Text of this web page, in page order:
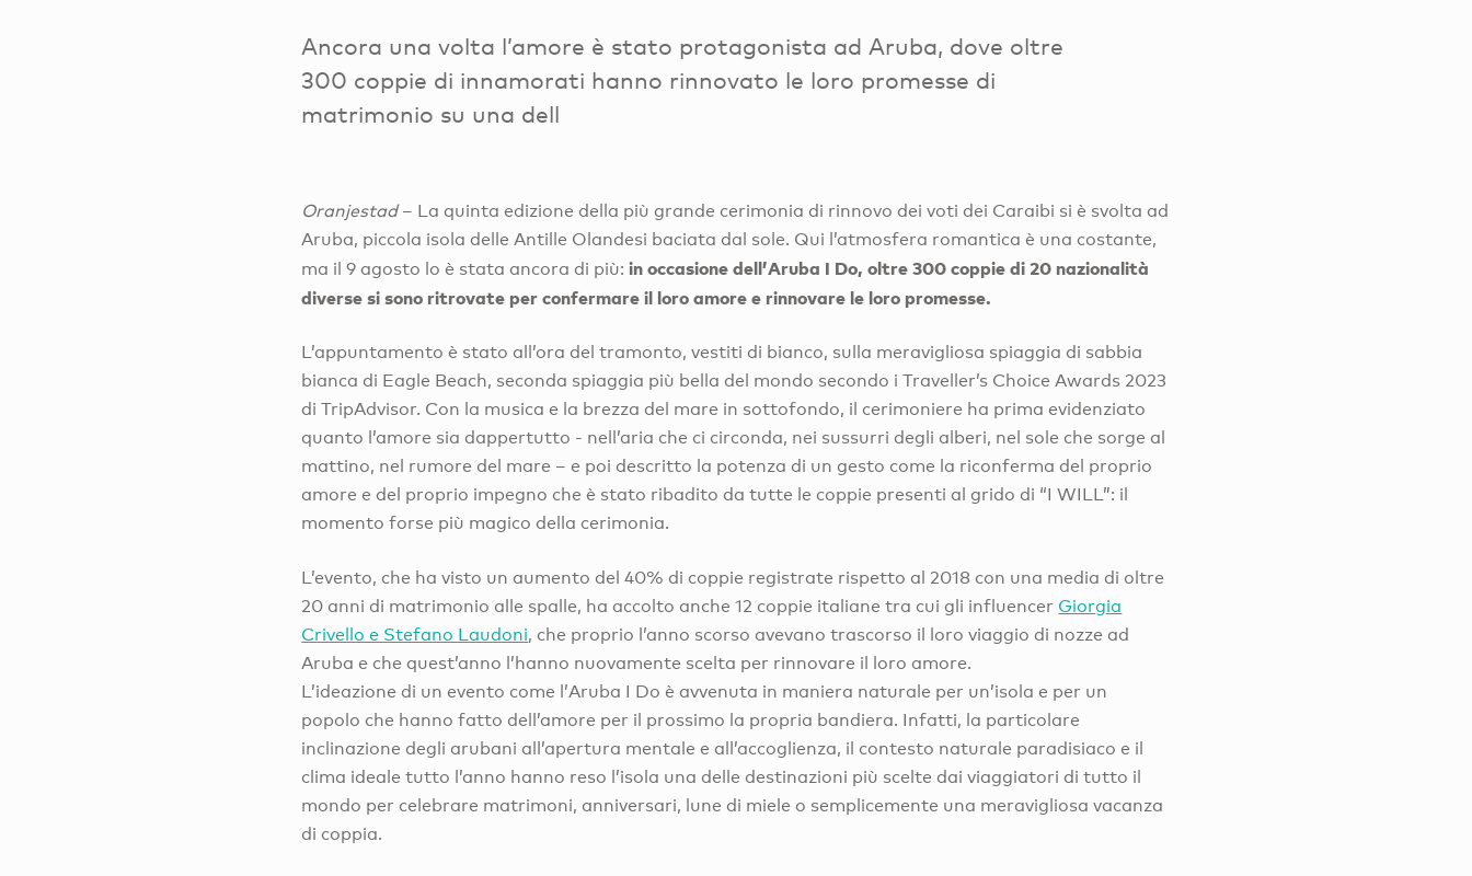
Ancora una volta l’amore è stato protagonista ad Aruba, dove oltre
300 coppie di innamorati hanno rinnovato le loro promesse di
matrimonio su una dell
Oranjestad– La quinta edizione della più grande cerimonia di rinnovo dei voti dei Caraibi si è svolta ad
Aruba, piccola isola delle Antille Olandesi baciata dal sole. Qui l’atmosfera romantica è una costante,
ma il 9 agosto lo è stata ancora di più: in occasione dell’Aruba I Do, oltre 300 coppie di 20 nazionalità
diverse si sono ritrovate per confermare il loro amore e rinnovare le loro promesse.
L’appuntamento è stato all’ora del tramonto, vestiti di bianco, sulla meravigliosa spiaggia di sabbia
bianca di Eagle Beach, seconda spiaggia più bella del mondo secondo i Traveller’s Choice Awards 2023
di TripAdvisor. Con la musica e la brezza del mare in sottofondo, il cerimoniere ha prima evidenziato
quanto l’amore sia dappertutto - nell’aria che ci circonda, nei sussurri degli alberi, nel sole che sorge al
mattino, nel rumore del mare – e poi descritto la potenza di un gesto come la riconferma del proprio
amore e del proprio impegno che è stato ribadito da tutte le coppie presenti al grido di “I WILL”: il
momento forse più magico della cerimonia.
L’evento, che ha visto un aumento del 40% di coppie registrate rispetto al 2018 con una media di oltre
20 anni di matrimonio alle spalle, ha accolto anche 12 coppie italiane tra cui gli influencer Giorgia
Crivello e Stefano Laudoni, che proprio l’anno scorso avevano trascorso il loro viaggio di nozze ad
Aruba e che quest’anno l’hanno nuovamente scelta per rinnovare il loro amore.
L’ideazione di un evento come l’Aruba I Do è avvenuta in maniera naturale per un’isola e per un
popolo che hanno fatto dell’amore per il prossimo la propria bandiera. Infatti, la particolare
inclinazione degli arubani all’apertura mentale e all’accoglienza, il contesto naturale paradisiaco e il
clima ideale tutto l’anno hanno reso l’isola una delle destinazioni più scelte dai viaggiatori di tutto il
mondo per celebrare matrimoni, anniversari, lune di miele o semplicemente una meravigliosa vacanza
di coppia.